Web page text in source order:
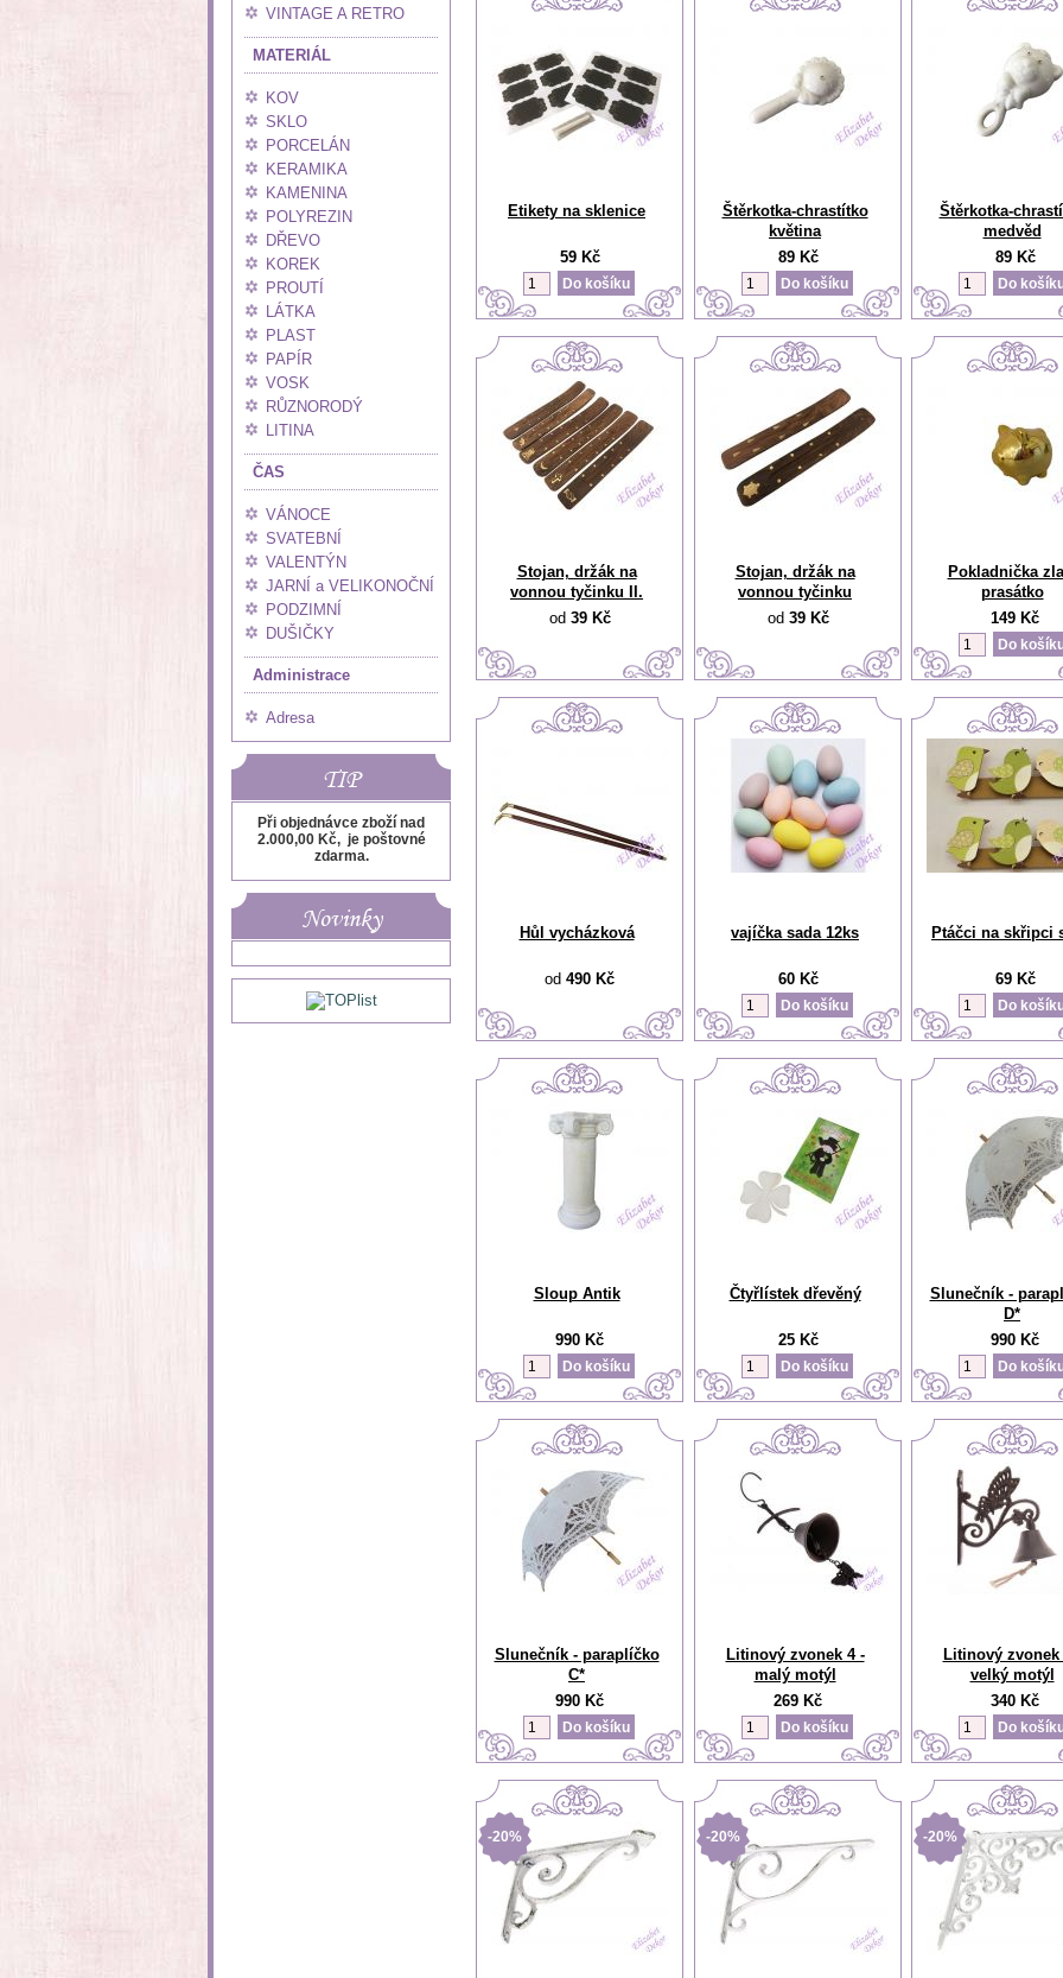
VINTAGE A RETRO
MATERIÁL
KOV
SKLO
PORCELÁN
KERAMIKA
KAMENINA
POLYREZIN
DŘEVO
KOREK
PROUTÍ
LÁTKA
PLAST
PAPÍR
VOSK
RŮZNORODÝ
LITINA
ČAS
VÁNOCE
SVATEBNÍ
VALENTÝN
JARNÍ a VELIKONOČNÍ
PODZIMNÍ
DUŠIČKY
Administrace
Adresa
TIP
Při objednávce zboží nad
2.000,00 Kč, je poštovné
zdarma.
Novinky
Etikety na sklenice
59 Kč
Štěrkotka-chrastítko
květina
89 Kč
Štěrkotka-
medvěd
89 Kč
Stojan, držák na
vonnou tyčinku II.
od 39 Kč
Stojan, držák na
vonnou tyčinku
od 39 Kč
Pokladnička
prasátko
149 Kč
Hůl vycházková
od 490 Kč
vajíčka sada 12ks
60 Kč
Ptáčci na skřipci
69 Kč
Sloup Antik
990 Kč
Čtyřlístek dřevěný
25 Kč
Slunečník -
D*
990 Kč
Slunečník - paraplíčko
C*
990 Kč
Litinový zvonek 4 -
malý motýl
269 Kč
Litinový zvonek
velký motýl
340 Kč
-20% -20% -20%